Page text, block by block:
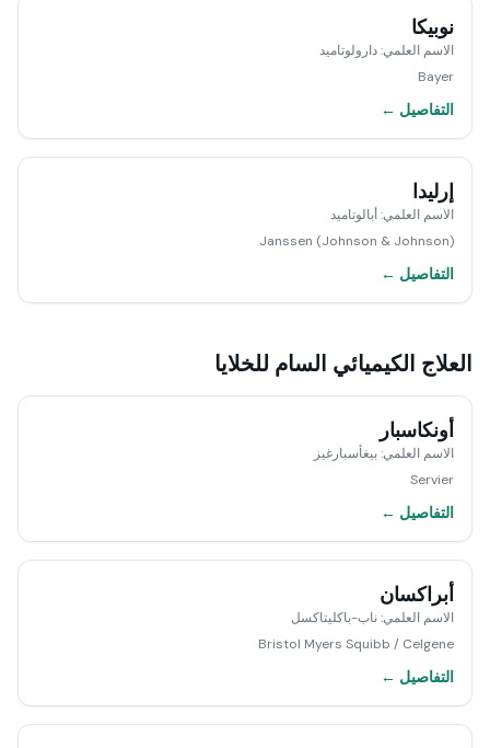
نوبيكا
الاسم العلمي:دارولوتاميد
Bayer
التفاصيل ←
إرليدا
الاسم العلمي:أبالوتاميد
Janssen (Johnson & Johnson)
التفاصيل ←
العلاج الكيميائي السام للخلايا
أونكاسبار
الاسم العلمي:بيغأسبارغيز
Servier
التفاصيل ←
أبراكسان
الاسم العلمي:ناب-باكليتاكسل
Bristol Myers Squibb / Celgene
التفاصيل ←